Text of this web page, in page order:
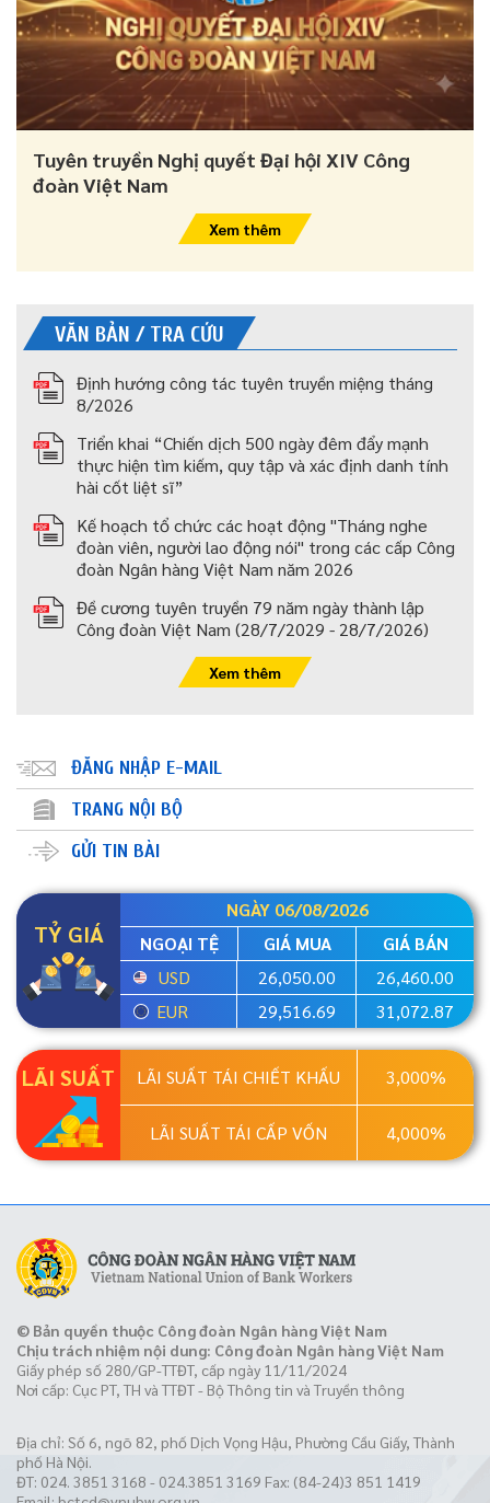
Tuyên truyền Nghị quyết Đại hội XIV Công
đoàn Việt Nam
Xem thêm
VĂN BẢN / TRA CỨU
Định hướng công tác tuyên truyền miệng tháng
8/2026
Triển khai “Chiến dịch 500 ngày đêm đẩy mạnh
thực hiện tìm kiếm, quy tập và xác định danh tính
hài cốt liệt sĩ”
Kế hoạch tổ chức các hoạt động "Tháng nghe
đoàn viên, người lao động nói" trong các cấp Công
đoàn Ngân hàng Việt Nam năm 2026
Đề cương tuyên truyền 79 năm ngày thành lập
Công đoàn Việt Nam (28/7/2029 - 28/7/2026)
Xem thêm
ĐĂNG NHẬP E-MAIL
TRANG NỘI BỘ
GỬI TIN BÀI
TỶ GIÁ
NGÀY 06/08/2026
NGOẠI TỆ
GIÁ MUA
GIÁ BÁN
USD
26,050.00
26,460.00
EUR
29,516.69 31,072.87
LÃI SUẤT LÃI SUẤT TÁI CHIẾT KHẤU 3,000%
LÃI SUẤT TÁI CẤP VỐN 4,000%
© Bản quyền thuộc Công đoàn Ngân hàng Việt Nam
Chịu trách nhiệm nội dung: Công đoàn Ngân hàng Việt Nam
Giấy phép số 280/GP-TTĐT, cấp ngày 11/11/2024
Nơi cấp: Cục PT, TH và TTĐT - Bộ Thông tin và Truyền thông
Địa chỉ: Số 6, ngõ 82, phố Dịch Vọng Hậu, Phường Cầu Giấy, Thành
phố Hà Nội.
ĐT: 024. 3851 3168 - 024.3851 3169 Fax: (84-24)3 851 1419